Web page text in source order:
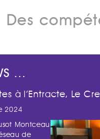
Des
…
à l’Entracte, Le
2024
Montceau
de